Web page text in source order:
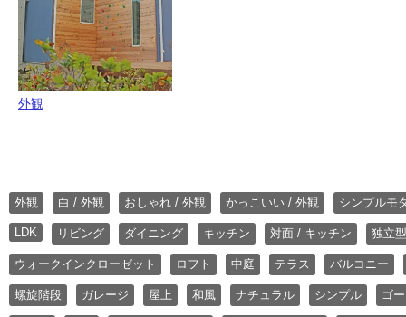
外観
外観 白 / 外観 おしゃれ / 外観 かっこいい / 外観 シンプルモ
LDK リビング ダイニング キッチン 対面 / キッチン 独立
ウォークインクローゼット ロフト 中庭 テラス バルコニー
螺旋階段 ガレージ 屋上 和風 ナチュラル シンプル ゴ